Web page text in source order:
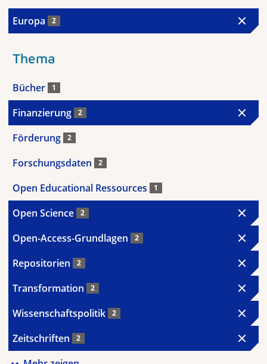
Europa 2
Thema
Bücher 1
Finanzierung 2
Förderung 2
Forschungsdaten 2
Open Educational Ressources 1
Open Science 2
Open-Access-Grundlagen 2
Repositorien 2
Transformation 2
Wissenschaftspolitik 2
Zeitschriften 2